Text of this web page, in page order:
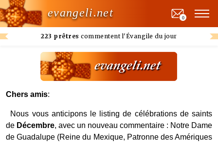
evangeli.net
223 prêtres commentent l'Évangile du jour
0
Chers amis:
Nous vous anticipons le listing de célébrations de saints
de Décembre, avec un nouveau commentaire : Notre Dame
de Guadalupe (Reine du Mexique, Patronne des Amériques